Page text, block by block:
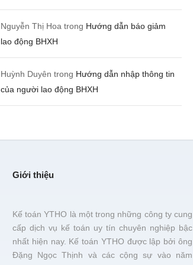
Nguyễn Thị Hoa trong Hướng dẫn báo giảm
lao động BHXH
Huỳnh Duyên trong Hướng dẫn nhập thông tin
của người lao động BHXH
Giới thiệu
Kế toán YTHO là một trong những công ty cung
cấp dịch vụ kế toán uy tín chuyên nghiệp bậc
nhất hiện nay. Kế toán YTHO được lập bởi ông
Đặng Ngọc Thịnh và các cộng sự vào năm